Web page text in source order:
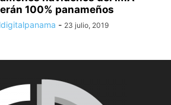
100% panameños
- 23 julio, 2019